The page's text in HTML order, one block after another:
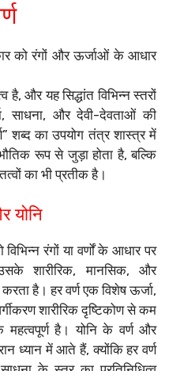
को रंगों और ऊर्जाओं के आधार
है, और यह सिद्धांत विभिन्न स्तरों
साधना, और देवी-देवताओं की
शब्द का उपयोग तंत्र शास्त्र में
रूप से जुड़ा होता है, बल्कि
का भी प्रतीक है।
योनि
रंगों या वर्णों के आधार पर
शारीरिक, मानसिक, और
है। हर वर्ण एक विशेष ऊर्जा,
शारीरिक दृष्टिकोण से कम
है। योनि के वर्ण और
ध्यान में आते हैं, क्योंकि हर वर्ण